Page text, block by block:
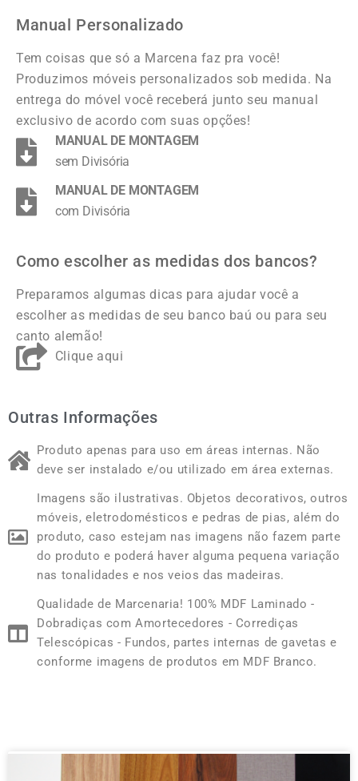
Manual Personalizado
Tem coisas que só a Marcena faz pra você!
Produzimos móveis personalizados sob medida. Na
entrega do móvel você receberá junto seu manual
exclusivo de acordo com suas opções!
MANUAL DE MONTAGEM
sem Divisória
MANUAL DE MONTAGEM
com Divisória
Como escolher as medidas dos bancos?
Preparamos algumas dicas para ajudar você a
escolher as medidas de seu banco baú ou para seu
canto alemão!
Clique aqui
Outras Informações
Produto apenas para uso em áreas internas. Não
deve ser instalado e/ou utilizado em área externas.
Imagens são ilustrativas. Objetos decorativos, outros
móveis, eletrodomésticos e pedras de pias, além do
produto, caso estejam nas imagens não fazem parte
do produto e poderá haver alguma pequena variação
nas tonalidades e nos veios das madeiras.
Qualidade de Marcenaria! 100% MDF Laminado -
Dobradiças com Amortecedores - Corrediças
Telescópicas - Fundos, partes internas de gavetas e
conforme imagens de produtos em MDF Branco.